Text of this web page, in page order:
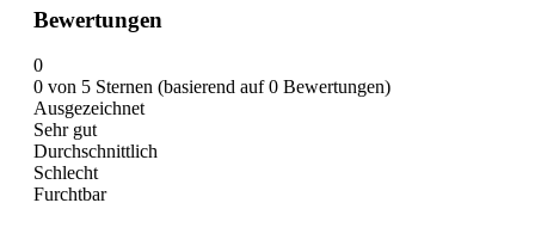
Bewertungen
0
0 von 5 Sternen (basierend auf 0 Bewertungen)
Ausgezeichnet
Sehr gut
Durchschnittlich
Schlecht
Furchtbar